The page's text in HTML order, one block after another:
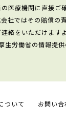
医療機関に直接ご
社ではその賠償の
絡をいただけます
労働省の情報提
ついて お問い